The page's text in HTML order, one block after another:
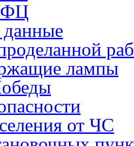
лампы
от ЧС